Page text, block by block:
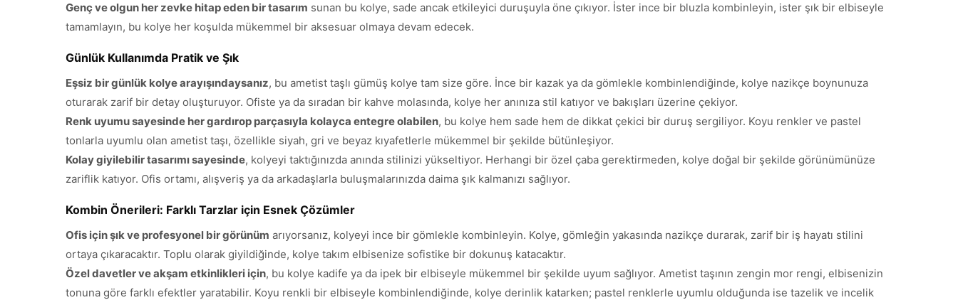
Genç ve olgun her zevke hitap eden bir tasarım sunan bu kolye, sade ancak etkileyici duruşuyla öne çıkıyor. İster ince bir bluzla kombinleyin, ister şık bir elbiseyle
tamamlayın, bu kolye her koşulda mükemmel bir aksesuar olmaya devam edecek.
Günlük Kullanımda Pratik ve Şık
Eşsiz bir günlük kolye arayışındaysanız, bu ametist taşlı gümüş kolye tam size göre. İnce bir kazak ya da gömlekle kombinlendiğinde, kolye nazikçe boynunuza
oturarak zarif bir detay oluşturuyor. Ofiste ya da sıradan bir kahve molasında, kolye her anınıza stil katıyor ve bakışları üzerine çekiyor.
Renk uyumu sayesinde her gardırop parçasıyla kolayca entegre olabilen, bu kolye hem sade hem de dikkat çekici bir duruş sergiliyor. Koyu renkler ve pastel
tonlarla uyumlu olan ametist taşı, özellikle siyah, gri ve beyaz kıyafetlerle mükemmel bir şekilde bütünleşiyor.
Kolay giyilebilir tasarımı sayesinde, kolyeyi taktığınızda anında stilinizi yükseltiyor. Herhangi bir özel çaba gerektirmeden, kolye doğal bir şekilde görünümünüze
zariflik katıyor. Ofis ortamı, alışveriş ya da arkadaşlarla buluşmalarınızda daima şık kalmanızı sağlıyor.
Kombin Önerileri: Farklı Tarzlar için Esnek Çözümler
Ofis için şık ve profesyonel bir görünüm arıyorsanız, kolyeyi ince bir gömlekle kombinleyin. Kolye, gömleğin yakasında nazikçe durarak, zarif bir iş hayatı stilini
ortaya çıkaracaktır. Toplu olarak giyildiğinde, kolye takım elbisenize sofistike bir dokunuş katacaktır.
Özel davetler ve akşam etkinlikleri için, bu kolye kadife ya da ipek bir elbiseyle mükemmel bir şekilde uyum sağlıyor. Ametist taşının zengin mor rengi, elbisenizin
tonuna göre farklı efektler yaratabilir. Koyu renkli bir elbiseyle kombinlendiğinde, kolye derinlik katarken; pastel renklerle uyumlu olduğunda ise tazelik ve incelik